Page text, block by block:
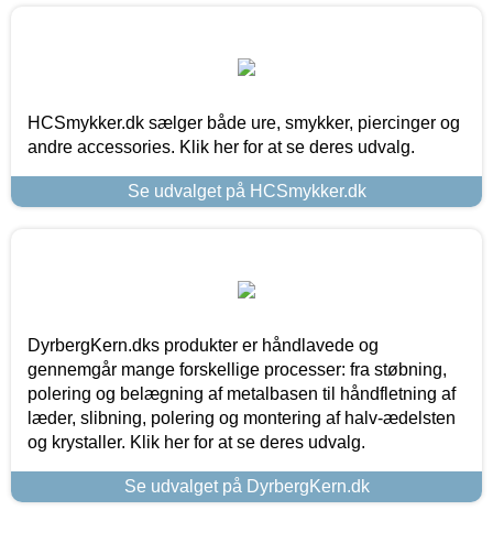
HCSmykker.dk sælger både ure, smykker, piercinger og
andre accessories. Klik her for at se deres udvalg.
Se udvalget på HCSmykker.dk
DyrbergKern.dks produkter er håndlavede og
gennemgår mange forskellige processer: fra støbning,
polering og belægning af metalbasen til håndfletning af
læder, slibning, polering og montering af halv-ædelsten
og krystaller. Klik her for at se deres udvalg.
Se udvalget på DyrbergKern.dk